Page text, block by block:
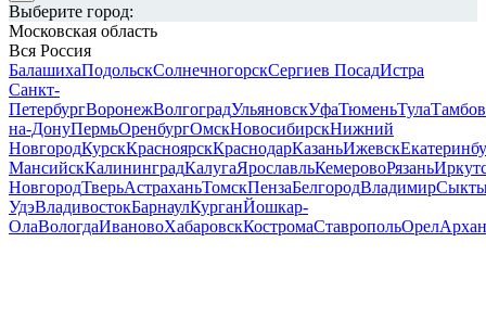
Выберите город:
Московская область
Вся Россия
БалашихаПодольскСолнечногорскСергиев ПосадИстра
Санкт-
ПетербургВоронежВолгоградУльяновскУфаТюменьТулаТамбов
на-ДонуПермьОренбургОмскНовосибирскНижний
НовгородКурскКрасноярскКраснодарКазаньИжевск
МансийскКалининградКалугаЯрославльКемеровоРязань
НовгородТверьАстраханьТомскПензаБелгородВладимир
УдэВладивостокБарнаулКурганЙошкар-
ОлаВологдаИвановоХабаровскКостромаСтавропольОрел